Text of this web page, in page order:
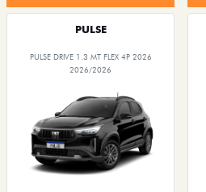
PULSE
PULSE DRIVE 1.3 MT FLEX 4P 2026
2026/2026